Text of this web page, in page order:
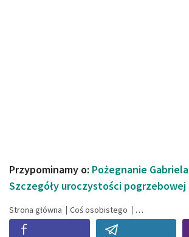
Przypominamy o: Pożegnanie
Szczegóły uroczystości pogrzebowej
Strona główna Coś osobistego